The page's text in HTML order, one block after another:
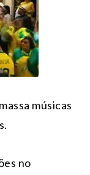
músicas
no